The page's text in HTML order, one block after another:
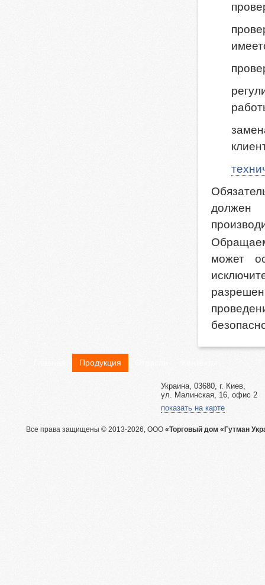
должен
может
Продукция
Украина, 03680, г. Киев,
ул. Малинская, 16, офис 2
показать на карте
Все права защищены © 2013-2026, ООО «Торговый дом «Гутман